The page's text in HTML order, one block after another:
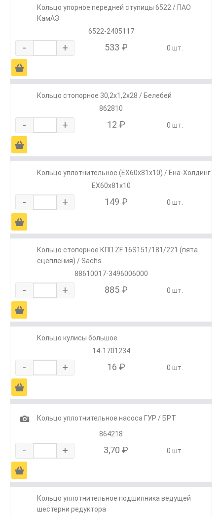
Кольцо упорное передней ступицы 6522 / ПАО
КамАЗ
6522-2405117
- + 533 ₽ 0 шт.
Ä
Кольцо стопорное 30,2х1,2х28 / Белебей
862810
- + 12 ₽ 0 шт.
Ä
Кольцо уплотнительное (ЕХ60х81х10) / Ена-Холдинг
ЕХ60х81х10
- + 149 ₽ 0 шт.
Ä
Кольцо стопорное КПП ZF 16S151/181/221 (пята
сцепления) / Sachs
88610017-3496006000
- + 885 ₽ 0 шт.
Ä
Кольцо кулисы большое
14-1701234
- + 16 ₽ 0 шт.
Ä
1
Кольцо уплотнительное насоса ГУР / БРТ
864218
- + 3,70 ₽ 0 шт.
Ä
Кольцо уплотнительное подшипника ведущей
шестерни редуктора